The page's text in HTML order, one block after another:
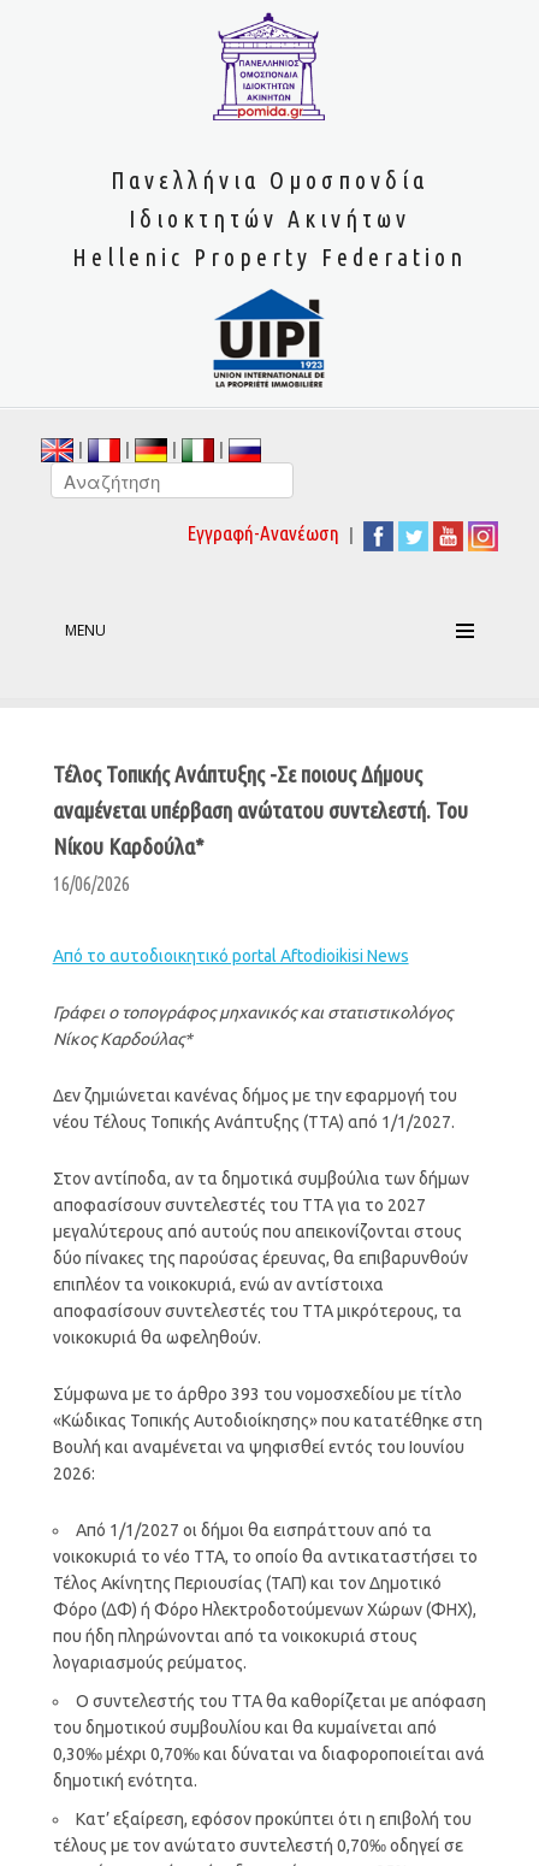
Πανελλήνια Ομοσπονδία
Ιδιοκτητών Ακινήτων
Hellenic Property Federation
| | | |
Εγγραφή-Ανανέωση |
MENU
Τέλος Τοπικής Ανάπτυξης -Σε ποιους Δήμους
αναμένεται υπέρβαση ανώτατου συντελεστή. Του
Νίκου Καρδούλα*
16/06/2026
Από το αυτοδιοικητικό portal Aftodioikisi News
Γράφει ο τοπογράφος μηχανικός και στατιστικολόγος
Νίκος Καρδούλας*
Δεν ζημιώνεται κανένας δήμος με την εφαρμογή του
νέου Τέλους Τοπικής Ανάπτυξης (ΤΤΑ) από 1/1/2027.
Στον αντίποδα, αν τα δημοτικά συμβούλια των δήμων
αποφασίσουν συντελεστές του ΤΤΑ για το 2027
μεγαλύτερους από αυτούς που απεικονίζονται στους
δύο πίνακες της παρούσας έρευνας, θα επιβαρυνθούν
επιπλέον τα νοικοκυριά, ενώ αν αντίστοιχα
αποφασίσουν συντελεστές του ΤΤΑ μικρότερους, τα
νοικοκυριά θα ωφεληθούν.
Σύμφωνα με το άρθρο 393 του νομοσχεδίου με τίτλο
«Κώδικας Τοπικής Αυτοδιοίκησης» που κατατέθηκε στη
Βουλή και αναμένεται να ψηφισθεί εντός του Ιουνίου
2026:
Από 1/1/2027 οι δήμοι θα εισπράττουν από τα
νοικοκυριά το νέο ΤΤΑ, το οποίο θα αντικαταστήσει το
Τέλος Ακίνητης Περιουσίας (ΤΑΠ) και τον Δημοτικό
Φόρο (ΔΦ) ή Φόρο Ηλεκτροδοτούμενων Χώρων (ΦΗΧ),
που ήδη πληρώνονται από τα νοικοκυριά στους
λογαριασμούς ρεύματος.
Ο συντελεστής του ΤΤΑ θα καθορίζεται με απόφαση
του δημοτικού συμβουλίου και θα κυμαίνεται από
0,30‰ μέχρι 0,70‰ και δύναται να διαφοροποιείται ανά
δημοτική ενότητα.
Κατ’ εξαίρεση, εφόσον προκύπτει ότι η επιβολή του
τέλους με τον ανώτατο συντελεστή 0,70‰ οδηγεί σε